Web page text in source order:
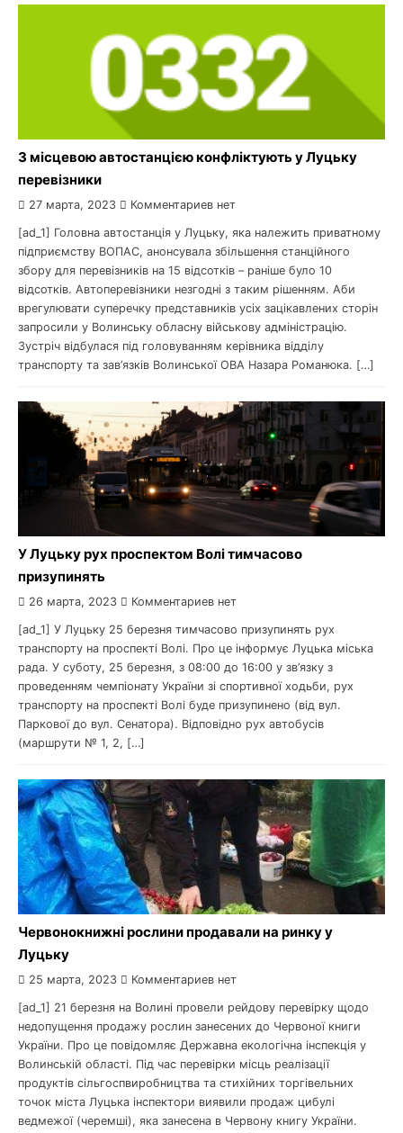
З місцевою автостанцією конфліктують у Луцьку
перевізники
27 марта, 2023 Комментариев нет
[ad_1] Головна автостанція у Луцьку, яка належить приватному
підприємству ВОПАС, анонсувала збільшення станційного
збору для перевізників на 15 відсотків – раніше було 10
відсотків. Автоперевізники незгодні з таким рішенням. Аби
врегулювати суперечку представників усіх зацікавлених сторін
запросили у Волинську обласну військову адміністрацію.
Зустріч відбулася під головуванням керівника відділу
транспорту та зав’язків Волинської ОВА Назара Романюка. […]
У Луцьку рух проспектом Волі тимчасово
призупинять
26 марта, 2023 Комментариев нет
[ad_1] У Луцьку 25 березня тимчасово призупинять рух
транспорту на проспекті Волі. Про це інформує Луцька міська
рада. У суботу, 25 березня, з 08:00 до 16:00 у зв’язку з
проведенням чемпіонату України зі спортивної ходьби, рух
транспорту на проспекті Волі буде призупинено (від вул.
Паркової до вул. Сенатора). Відповідно рух автобусів
(маршрути № 1, 2, […]
Червонокнижні рослини продавали на ринку у
Луцьку
25 марта, 2023 Комментариев нет
[ad_1] 21 березня на Волині провели рейдову перевірку щодо
недопущення продажу рослин занесених до Червоної книги
України. Про це повідомляє Державна екологічна інспекція у
Волинській області. Під час перевірки місць реалізації
продуктів сільгоспвиробництва та стихійних торгівельних
точок міста Луцька інспектори виявили продаж цибулі
ведмежої (черемші), яка занесена в Червону книгу України.